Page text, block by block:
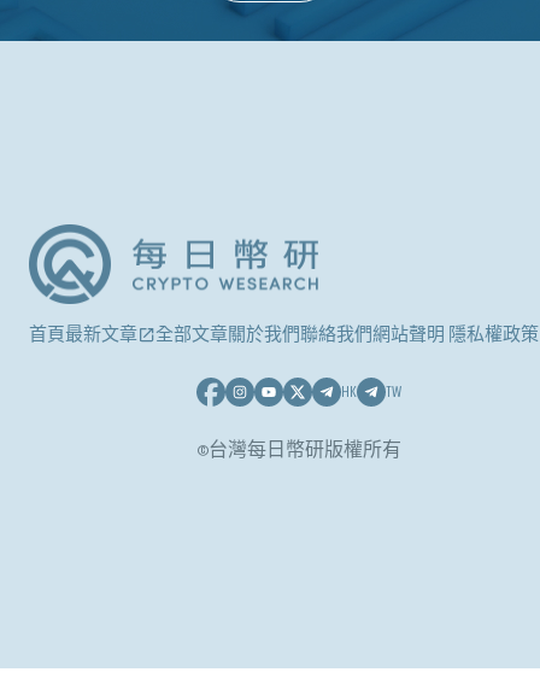
首頁最新文章 全部文章關於我們聯絡我們網站聲明 隱私權政策
HK TW
©台灣每日幣研版權所有